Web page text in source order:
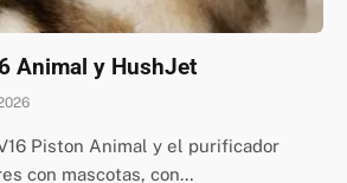
Animal y HushJet
Piston Animal y el purificador
con mascotas, con…